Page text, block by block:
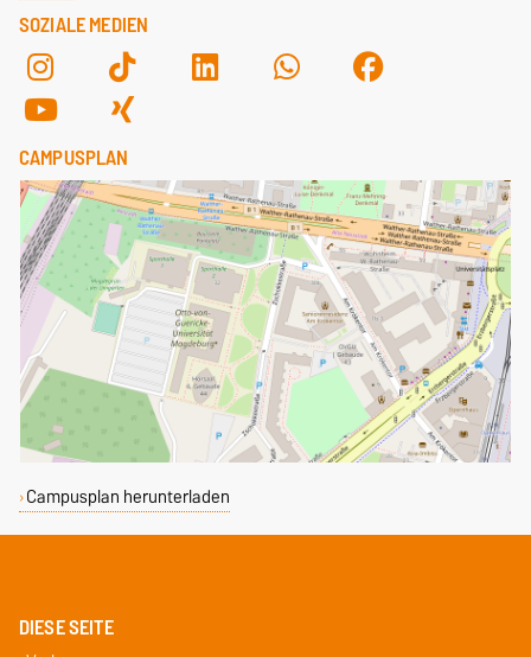
SOZIALE MEDIEN
CAMPUSPLAN
Campusplan herunterladen
DIESE SEITE